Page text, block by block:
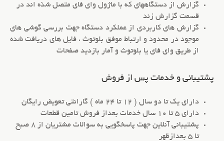
گزارش از دستگاههای که با ماژول وای فای متصل شذه اند در
قسمت گزارش زند
گزارش های کاربردی از عملکرد دستگاه جهت بررسی گوشی های
موجود در محدود و ارتباط موفق بلوتوث ، فایل های دریافت شده
از طریق وای فای یا بلوتوث و آمار بازدید صفحات
پشتیبانی و خدمات پس از فروش
دارای یک تا دو سال ( 12 تا 24 ماه ) گارانتی تعویض رایگان
دارای 5 تا 10 سال خدمات بعداز فروش تامین قطعات
پشتیبانی آنلاین جهت پاسخگویی به سوالات مشتریان از 8 صبح
تا 5 بعدازظهر